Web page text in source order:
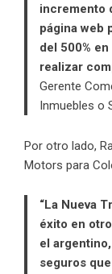
incremento
página web
del 500%
realizar
Gerente
Inmuebles o
Por otro lado,
Motors para
“La Nueva
éxito en
el
seguros